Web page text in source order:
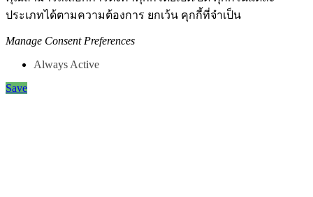
ประเภทได้ตามความต้องการ ยกเว้น คุกกี้ที่จำเป็น
Manage Consent Preferences
Always Active
Save